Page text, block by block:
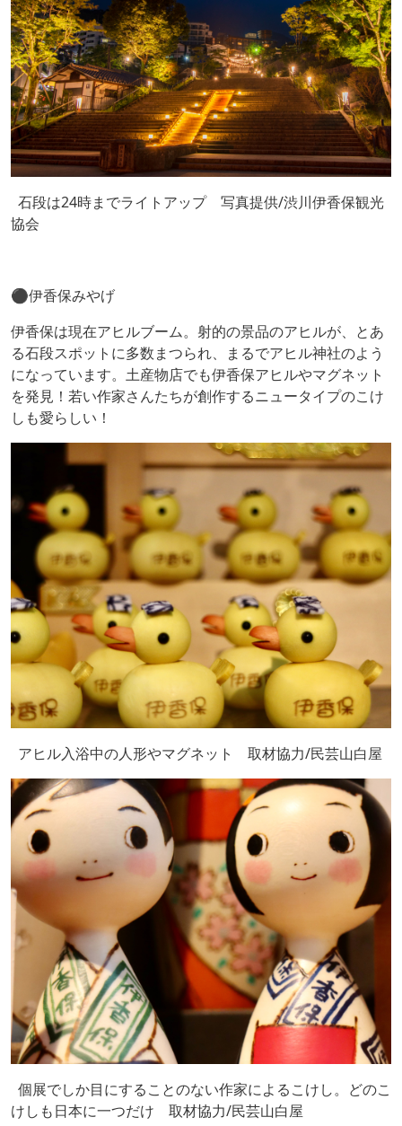
石段は24時までライトアップ 写真提供/渋川伊香保観光
協会
⚫️伊香保みやげ
伊香保は現在アヒルブーム。射的の景品のアヒルが、とあ
る石段スポットに多数まつられ、まるでアヒル神社のよう
になっています。土産物店でも伊香保アヒルやマグネット
を発見！若い作家さんたちが創作するニュータイプのこけ
しも愛らしい！
アヒル入浴中の人形やマグネット 取材協力/民芸山白屋
個展でしか目にすることのない作家によるこけし。どのこ
けしも日本に一つだけ 取材協力/民芸山白屋